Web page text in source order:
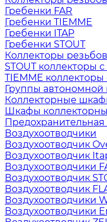
Гребенки FAR
Гребенки TIEMME
Гребенки ITAP
Гребенки STOUT
Коллекторы
STOUT коллекторы
TIEMME
Группы автономной
Коллекторные
Шкафы
Предохранительная
Воздухоотводчики
Воздухоотводчик
Воздухоотводчик
Воздухоотводчики
Воздухоотводчик
Воздухоотводчик
Воздухоотводчики
Воздухоотводчики